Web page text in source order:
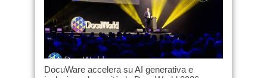
DocuWare accelera su AI generativa e